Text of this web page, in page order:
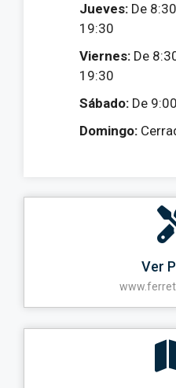
Jueves: De
19:30
Viernes: De
19:30
Sábado: De
Domingo:
Ver